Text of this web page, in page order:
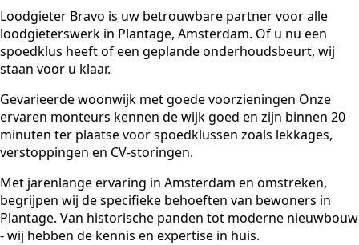
Loodgieter Bravo is uw betrouwbare partner voor alle
loodgieterswerk in Plantage, Amsterdam. Of u nu een
spoedklus heeft of een geplande onderhoudsbeurt, wij
staan voor u klaar.
Gevarieerde woonwijk met goede voorzieningen Onze
ervaren monteurs kennen de wijk goed en zijn binnen 20
minuten ter plaatse voor spoedklussen zoals lekkages,
verstoppingen en CV-storingen.
Met jarenlange ervaring in Amsterdam en omstreken,
begrijpen wij de specifieke behoeften van bewoners in
Plantage. Van historische panden tot moderne nieuwbouw
- wij hebben de kennis en expertise in huis.